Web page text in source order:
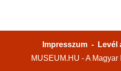
Impresszum -
Levél
MUSEUM.HU - A